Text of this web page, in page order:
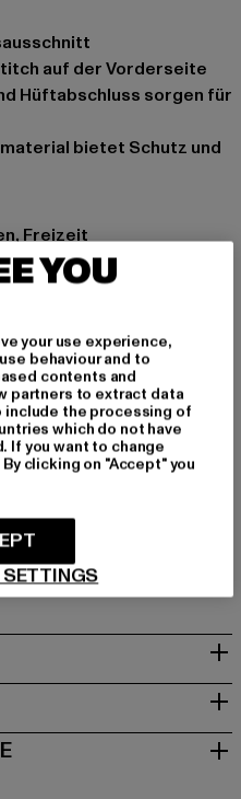
auf der Vorderseite
Freizeit
Baumwolle, 20%
GmbH & Co. KG |
| DE
YOU
your use experience,
behaviour and to
contents and
partners to extract data
include the processing of
which do not have
If you want to change
clicking on "Accept" you